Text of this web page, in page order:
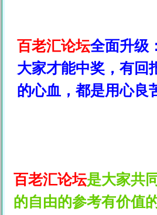
百老汇论坛全面升级
大家才能中奖，有回
的心血，都是用心良
百老汇论坛是大家共
的自由的参考有价值